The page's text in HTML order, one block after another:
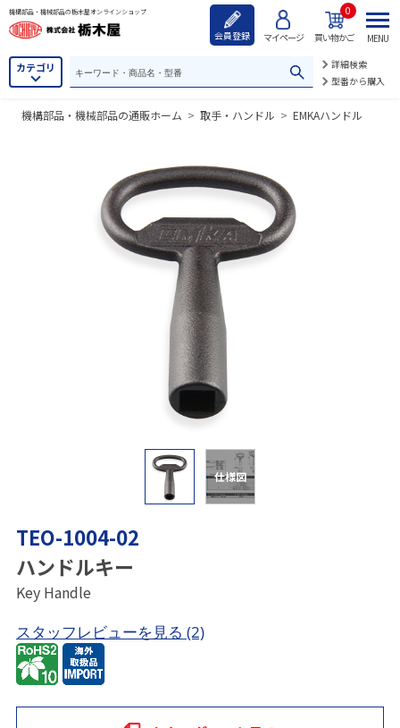
機構部品・機械部品の栃木屋オンラインショップ
会員登録 マイページ 買い物かご
0
カテゴリ
詳細検索
型番から購入
MENU
機構部品・機械部品の通販ホーム > 取手・ハンドル > EMKAハンドル
仕様図
TEO-1004-02
ハンドルキー
Key Handle
スタッフレビューを見る (2)